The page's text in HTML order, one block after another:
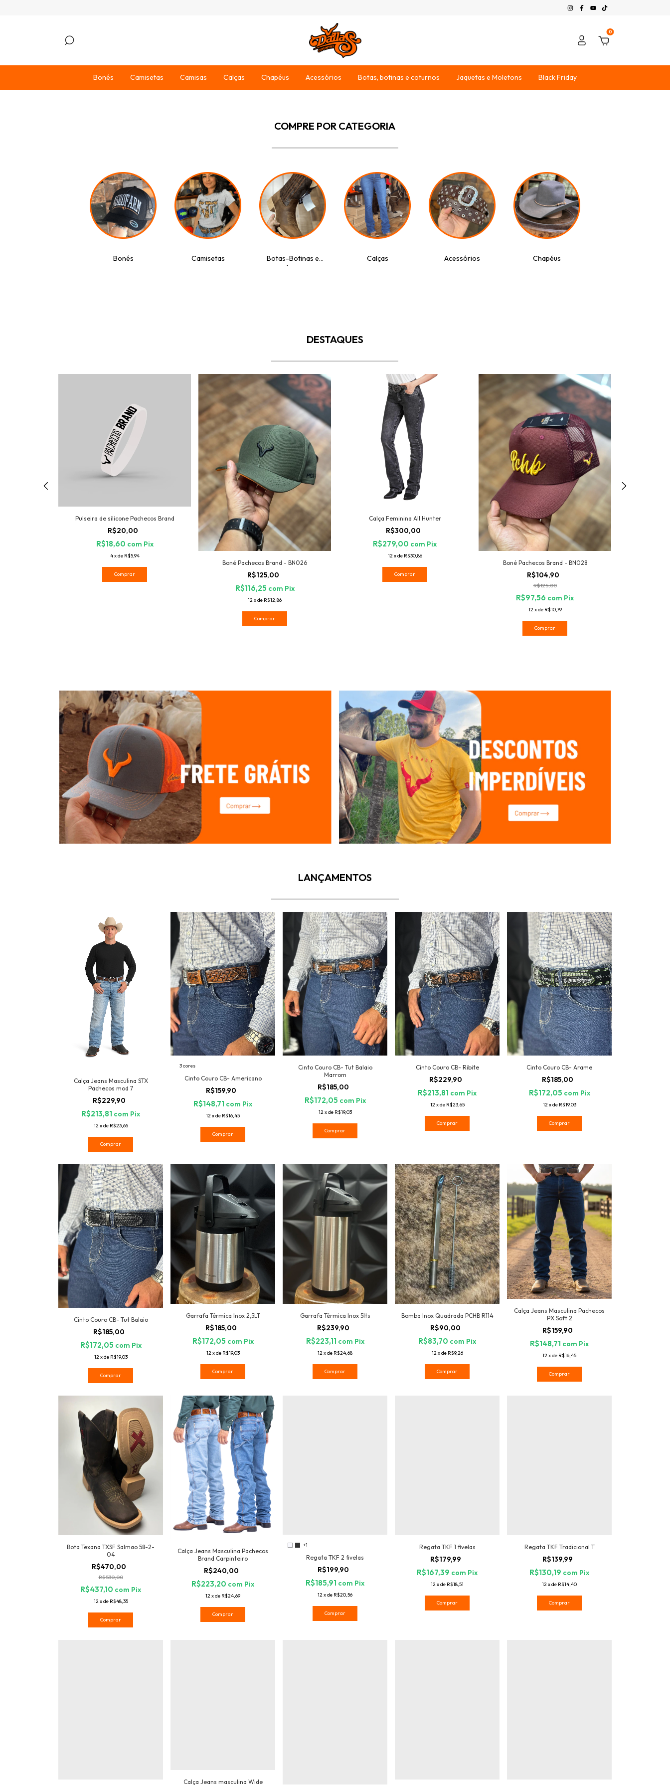
0
Bonés Camisetas Camisas Calças Chapéus Acessórios Botas, botinas e coturnos Jaquetas e Moletons Black Friday
COMPRE POR CATEGORIA
Bonés Camisetas
Botas-Botinas e
coturnos
Calças Acessórios Chapéus
DESTAQUES
Pulseira de silicone Pachecos Brand
R$20,00
R$18,60 com Pix
4xde R$5,94
Comprar
Boné Pachecos Brand - BN026
R$125,00
R$116,25 com Pix
12xde R$12,86
Comprar
Calça Feminina All Hunter
R$300,00
R$279,00 com Pix
12xde R$30,86
Comprar
Boné Pachecos Brand - BN028
R$104,90
R$125,00
R$97,56 com Pix
12xde R$10,79
Comprar
LANÇAMENTOS
Calça Jeans Masculina STX
Pachecos mod 7
R$229,90
R$213,81 com Pix
12xde R$23,65
Comprar
3 cores
Cinto Couro CB- Americano
R$159,90
R$148,71 com Pix
12xde R$16,45
Comprar
Cinto Couro CB- Tut Balaio
Marrom
R$185,00
R$172,05 com Pix
12xde R$19,03
Comprar
Cinto Couro CB- Ribite
R$229,90
R$213,81 com Pix
12xde R$23,65
Comprar
Cinto Couro CB- Arame
R$185,00
R$172,05 com Pix
12xde R$19,03
Comprar
Cinto Couro CB- Tut Balaio
R$185,00
R$172,05 com Pix
12xde R$19,03
Comprar
Garrafa Térmica Inox 2,5LT
R$185,00
R$172,05 com Pix
12xde R$19,03
Comprar
Garrafa Térmica Inox 5lts
R$239,90
R$223,11 com Pix
12xde R$24,68
Comprar
Bomba Inox Quadrada PCHB R114
R$90,00
R$83,70 com Pix
12xde R$9,26
Comprar
Calça Jeans Masculina Pachecos
PX Soft 2
R$159,90
R$148,71 com Pix
12xde R$16,45
Comprar
Bota Texana TXSF Salmao 58-2-
04
R$470,00
R$530,00
R$437,10 com Pix
12xde R$48,35
Comprar
Calça Jeans Masculina Pachecos
Brand Carpinteiro
R$240,00
R$223,20 com Pix
12xde R$24,69
Comprar
+1
Regata TKF 2 fivelas
R$199,90
R$185,91 com Pix
12xde R$20,56
Comprar
Regata TKF 1 fivelas
R$179,99
R$167,39 com Pix
12xde R$18,51
Comprar
Regata TKF Tradicional T
R$139,99
R$130,19 com Pix
12xde R$14,40
Comprar
Calça Jeans masculina Wide